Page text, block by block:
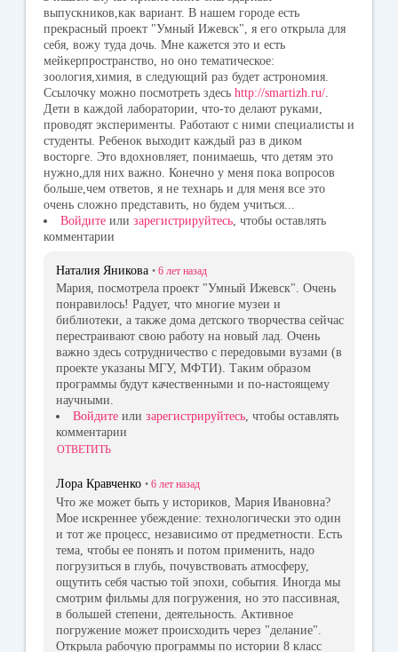
выпускников,как вариант. В нашем городе есть
прекрасный проект "Умный Ижевск", я его открыла для
себя, вожу туда дочь. Мне кажется это и есть
мейкерпространство, но оно тематическое:
зоология,химия, в следующий раз будет астрономия.
Ссылочку можно посмотреть здесь http://smartizh.ru/
Дети в каждой лаборатории, что-то делают руками,
проводят эксперименты. Работают с ними специалисты и
студенты. Ребенок выходит каждый раз в диком
восторге. Это вдохновляет, понимаешь, что детям это
нужно,для них важно. Конечно у меня пока вопросов
больше,чем ответов, я не технарь и для меня все это
очень сложно представить, но будем учиться...
Войдите или зарегистрируйтесь , чтобы оставлять
комментарии
Наталия Яникова • 6 лет назад
Мария, посмотрела проект "Умный Ижевск". Очень
понравилось! Радует, что многие музеи и
библиотеки, а также дома детского творчества сейчас
перестраивают свою работу на новый лад. Очень
важно здесь сотрудничество с передовыми вузами (в
проекте указаны МГУ, МФТИ). Таким образом
программы будут качественными и по-настоящему
научными.
Войдите или зарегистрируйтесь, чтобы оставлять
комментарии
ОТВЕТИТЬ
Лора Кравченко • 6 лет назад
Что же может быть у историков, Мария Ивановна?
Мое искреннее убеждение: технологически это один
и тот же процесс, независимо от предметности. Есть
тема, чтобы ее понять и потом применить, надо
погрузиться в глубь, почувствовать атмосферу,
ощутить себя частью той эпохи, события. Иногда мы
смотрим фильмы для погружения, но это пассивная,
в большей степени, деятельность. Активное
погружение может происходить через "делание".
Открыла рабочую программы по истории 8 класс